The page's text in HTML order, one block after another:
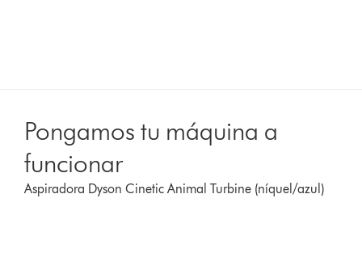
Pongamos tu máquina a
funcionar
Aspiradora Dyson Cinetic Animal Turbine (níquel/azul)